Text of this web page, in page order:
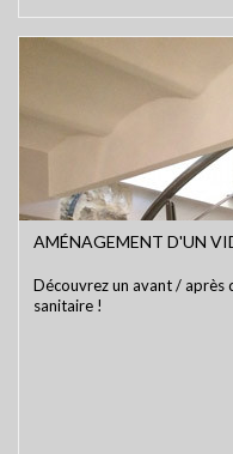
AMÉNAGEMENT D'UN
Découvrez un avant / après
sanitaire !